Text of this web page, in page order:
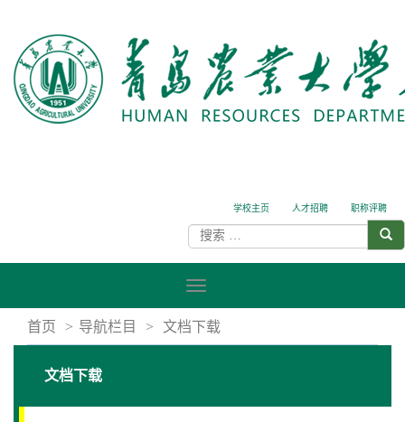
职称评聘
人才招聘
学校主页
首页 > 导航栏目 > 文档下载
文档下载